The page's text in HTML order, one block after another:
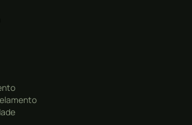
cidades e naufrágios em um
de vida.
embarcações inimigas em
com canhões e abordagens.
Explore cidades como
e Kingston, com mecânicas